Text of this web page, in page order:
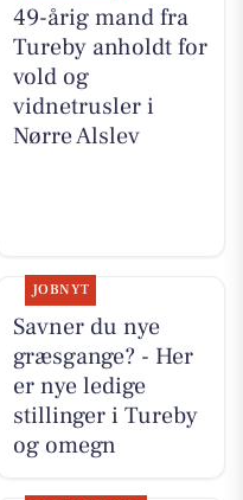
49-årig mand fra
Tureby anholdt for
vold og
vidnetrusler i
Nørre Alslev
JOBNYT
Savner du nye
græsgange? - Her
er nye ledige
stillinger i Tureby
og omegn